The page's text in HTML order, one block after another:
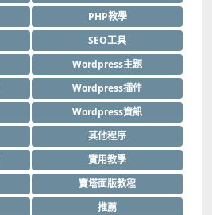
PHP教學
SEO工具
Wordpress主題
Wordpress插件
Wordpress資訊
其他程序
實用教學
寶塔面版教程
推薦